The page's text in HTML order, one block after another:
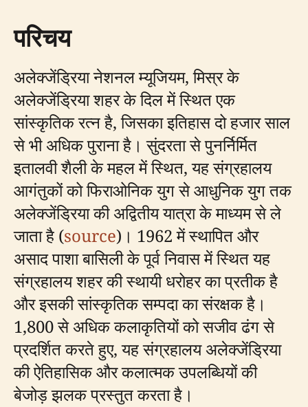
परिचय
अलेक्जेंड्रिया नेशनल म्यूजियम, मिस्र के
अलेक्जेंड्रिया शहर के दिल में स्थित एक
सांस्कृतिक रत्न है, जिसका इतिहास दो हजार साल
से भी अधिक पुराना है। सुंदरता से पुनर्निर्मित
इतालवी शैली के महल में स्थित, यह संग्रहालय
आगंतुकों को फिराओनिक युग से आधुनिक युग तक
अलेक्जेंड्रिया की अद्वितीय यात्रा के माध्यम से ले
जाता है (source)। 1962 में स्थापित और
असाद पाशा बासिली के पूर्व निवास में स्थित यह
संग्रहालय शहर की स्थायी धरोहर का प्रतीक है
और इसकी सांस्कृतिक सम्पदा का संरक्षक है।
1,800 से अधिक कलाकृतियों को सजीव ढंग से
प्रदर्शित करते हुए, यह संग्रहालय अलेक्जेंड्रिया
की ऐतिहासिक और कलात्मक उपलब्धियों की
बेजोड़ झलक प्रस्तुत करता है।